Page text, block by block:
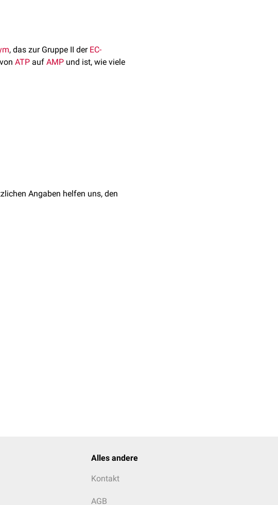
, das zur Gruppe II der EC-
von ATP auf AMP und ist, wie viele
Das entstehende AMP (=
wird, während ein höheres
Angaben helfen uns, den
Alles andere
Kontakt
AGB